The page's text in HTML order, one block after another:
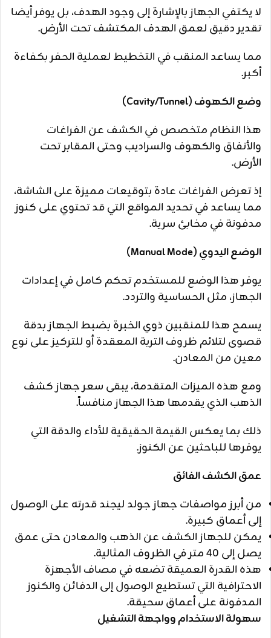
لا يكتفي الجهاز بالإشارة إلى وجود الهدف، بل يوفر أيضا
تقدير دقيق لعمق الهدف المكتشف تحت الأرض.
مما يساعد المنقب في التخطيط لعملية الحفر بكفاءة
أكبر.
وضع الكهوف (Cavity/Tunnel)
هذا النظام متخصص في الكشف عن الفراغات
والأنفاق والكهوف والسراديب وحتى المقابر تحت
الأرض.
إذ تعرض الفراغات عادة بتوقيعات مميزة على الشاشة،
مما يساعد في تحديد المواقع التي قد تحتوي على كنوز
مدفونة في مخابئ سرية.
الوضع اليدوي (Manual Mode)
يوفر هذا الوضع للمستخدم تحكم كامل في إعدادات
الجهاز، مثل الحساسية والتردد.
يسمح هذا للمنقبين ذوي الخبرة بضبط الجهاز بدقة
قصوى لتلائم ظروف التربة المعقدة أو للتركيز على نوع
معين من المعادن.
ومع هذه الميزات المتقدمة، يبقى سعر جهاز كشف
الذهب الذي يقدمها هذا الجهاز منافساً.
ذلك بما يعكس القيمة الحقيقية للأداء والدقة التي
يوفرها للباحثين عن الكنوز.
عمق الكشف الفائق
من أبرز مواصفات جهاز جولد ليجند قدرته على الوصول
إلى أعماق كبيرة.
يمكن للجهاز الكشف عن الذهب والمعادن حتى عمق
يصل إلى 40 متر في الظروف المثالية.
هذه القدرة العميقة تضعه في مصاف الأجهزة
الاحترافية التي تستطيع الوصول إلى الدفائن والكنوز
المدفونة على أعماق سحيقة.
سهولة الاستخدام وواجهة التشغيل